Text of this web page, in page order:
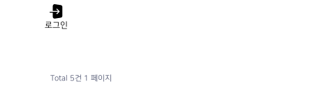
로그인
Total 5건 1 페이지